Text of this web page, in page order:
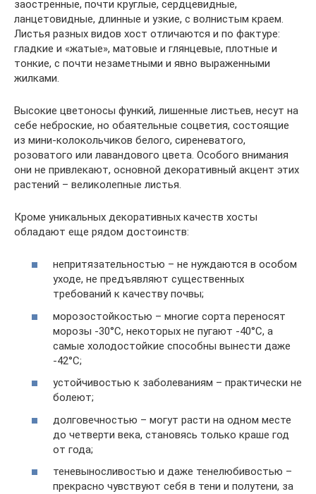
заостренные, почти круглые, сердцевидные,
ланцетовидные, длинные и узкие, с волнистым краем.
Листья разных видов хост отличаются и по фактуре:
гладкие и «жатые», матовые и глянцевые, плотные и
тонкие, с почти незаметными и явно выраженными
жилками.
Высокие цветоносы функий, лишенные листьев, несут на
себе неброские, но обаятельные соцветия, состоящие
из мини-колокольчиков белого, сиреневатого,
розоватого или лавандового цвета. Особого внимания
они не привлекают, основной декоративный акцент этих
растений – великолепные листья.
Кроме уникальных декоративных качеств хосты
обладают еще рядом достоинств:
непритязательностью – не нуждаются в особом
уходе, не предъявляют существенных
требований к качеству почвы;
морозостойкостью – многие сорта переносят
морозы -30°C, некоторых не пугают -40°C, а
самые холодостойкие способны вынести даже
-42°C;
устойчивостью к заболеваниям – практически не
болеют;
долговечностью – могут расти на одном месте
до четверти века, становясь только краше год
от года;
теневыносливостью и даже тенелюбивостью –
прекрасно чувствуют себя в тени и полутени, за